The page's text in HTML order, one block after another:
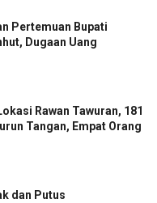
Pertemuan Bupati
Dugaan Uang
Rawan Tawuran, 181
Tangan, Empat Orang
dan Putus